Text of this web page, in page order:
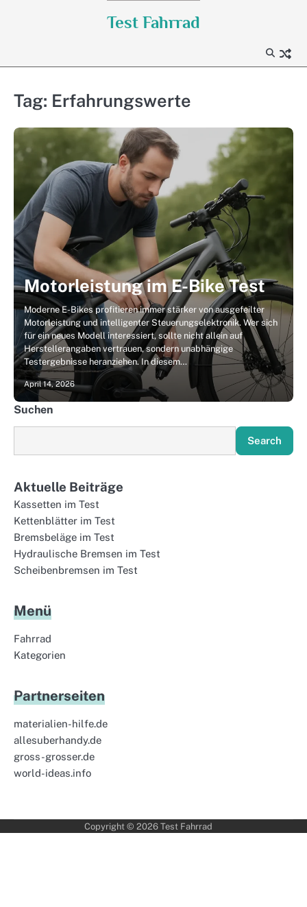
Test Fahrrad
Tag: Erfahrungswerte
Motorleistung im E-Bike Test
Moderne E-Bikes profitieren immer stärker von ausgefeilter
Motorleistung und intelligenter Steuerungselektronik. Wer sich
für ein neues Modell interessiert, sollte nicht allein auf
Herstellerangaben vertrauen, sondern unabhängige
Testergebnisse heranziehen. In diesem…
April 14, 2026
Suchen
Search
Aktuelle Beiträge
Kassetten im Test
Kettenblätter im Test
Bremsbeläge im Test
Hydraulische Bremsen im Test
Scheibenbremsen im Test
Menü
Fahrrad
Kategorien
Partnerseiten
materialien-hilfe.de
allesuberhandy.de
gross-grosser.de
world-ideas.info
Copyright © 2026 Test Fahrrad